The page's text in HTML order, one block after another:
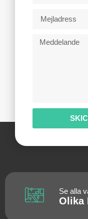
Se alla
Olika